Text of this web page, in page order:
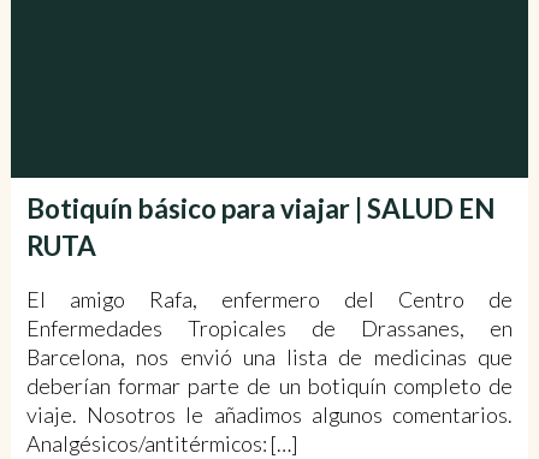
Botiquín básico para viajar | SALUD EN
RUTA
El amigo Rafa, enfermero del Centro de
Enfermedades Tropicales de Drassanes, en
Barcelona, nos envió una lista de medicinas que
deberían formar parte de un botiquín completo de
viaje. Nosotros le añadimos algunos comentarios.
Analgésicos/antitérmicos: […]